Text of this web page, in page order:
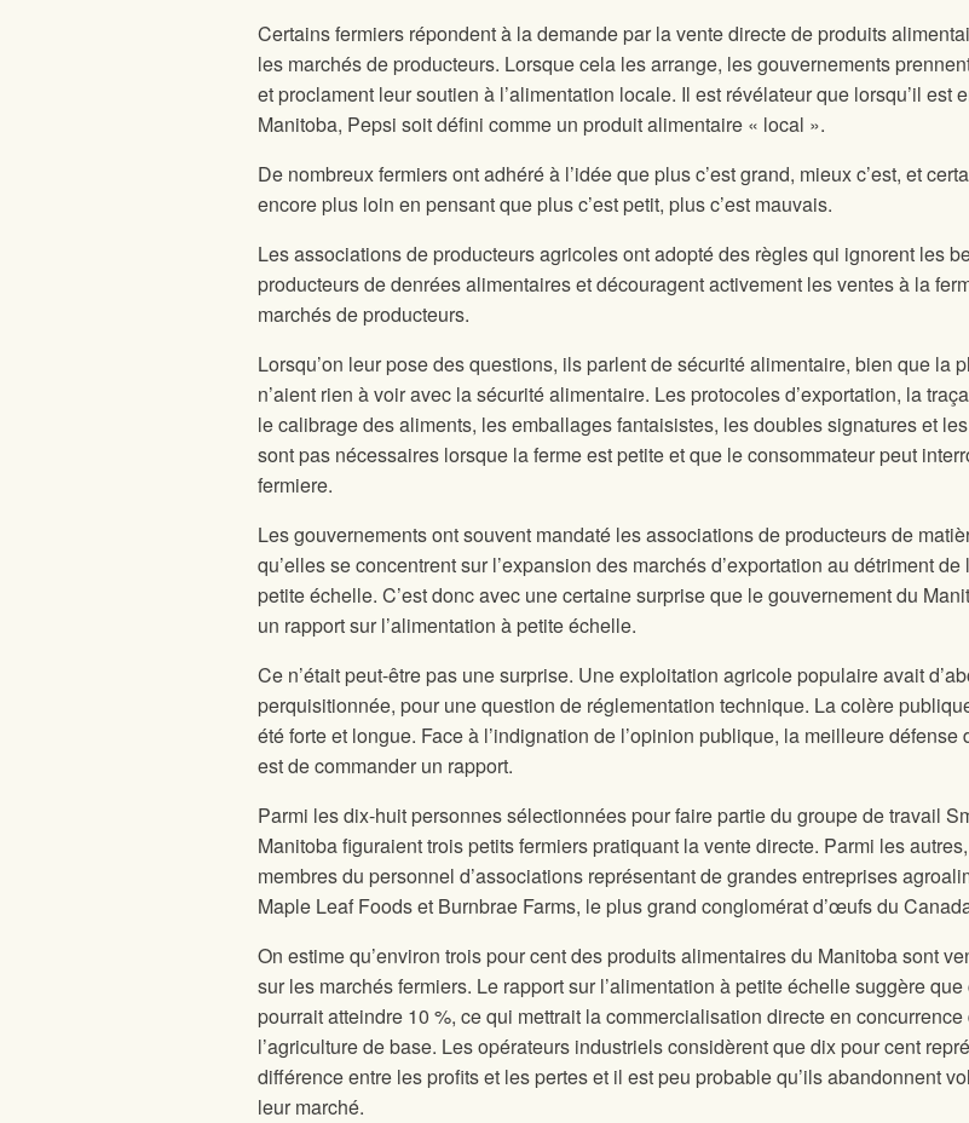
Certains fermiers répondent à la demande par la vente directe de produits
les marchés de producteurs. Lorsque cela les arrange, les gouvernements
et proclament leur soutien à l’alimentation locale. Il est révélateur que lorsqu’il est
Manitoba, Pepsi soit défini comme un produit alimentaire « local ».
De nombreux fermiers ont adhéré à l’idée que plus c’est grand, mieux c’est, et
encore plus loin en pensant que plus c’est petit, plus c’est mauvais.
Les associations de producteurs agricoles ont adopté des règles qui ignorent les
producteurs de denrées alimentaires et découragent activement les ventes à la
marchés de producteurs.
Lorsqu’on leur pose des questions, ils parlent de sécurité alimentaire, bien que la
n’aient rien à voir avec la sécurité alimentaire. Les protocoles d’exportation, la
le calibrage des aliments, les emballages fantaisistes, les doubles signatures et
sont pas nécessaires lorsque la ferme est petite et que le consommateur peut
fermiere.
Les gouvernements ont souvent mandaté les associations de producteurs de
qu’elles se concentrent sur l’expansion des marchés d’exportation au détriment de
petite échelle. C’est donc avec une certaine surprise que le gouvernement du
un rapport sur l’alimentation à petite échelle.
Ce n’était peut-être pas une surprise. Une exploitation agricole populaire avait
perquisitionnée, pour une question de réglementation technique. La colère
été forte et longue. Face à l’indignation de l’opinion publique, la meilleure défense
est de commander un rapport.
Parmi les dix-huit personnes sélectionnées pour faire partie du groupe de travail
Manitoba figuraient trois petits fermiers pratiquant la vente directe. Parmi les
membres du personnel d’associations représentant de grandes entreprises
Maple Leaf Foods et Burnbrae Farms, le plus grand conglomérat d’œufs du
On estime qu’environ trois pour cent des produits alimentaires du Manitoba sont
sur les marchés fermiers. Le rapport sur l’alimentation à petite échelle suggère
pourrait atteindre 10 %, ce qui mettrait la commercialisation directe en
l’agriculture de base. Les opérateurs industriels considèrent que dix pour cent
différence entre les profits et les pertes et il est peu probable qu’ils abandonnent
leur marché.